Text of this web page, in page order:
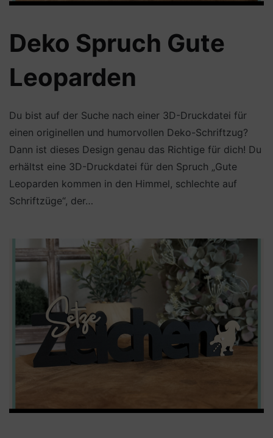
Deko Spruch Gute
Leoparden
Du bist auf der Suche nach einer 3D-Druckdatei für
einen originellen und humorvollen Deko-Schriftzug?
Dann ist dieses Design genau das Richtige für dich! Du
erhältst eine 3D-Druckdatei für den Spruch „Gute
Leoparden kommen in den Himmel, schlechte auf
Schriftzüge“, der…